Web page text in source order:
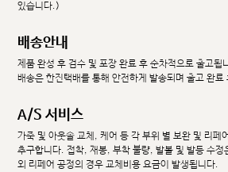
있습니다.)
배송안내
제품 완성 후 검수 및 포장 완료 후 순차적으로 출고됩
배송은 한진택배를 통해 안전하게 발송되며 출고 완료
A/S 서비스
가죽 및 아웃솔 교체, 케어 등 각 부위 별 보완 및 리페
추구합니다. 접착, 재봉, 부착 불량, 발볼 및 발등 수정
외 리페어 공정의 경우 교체비용 요금이 발생됩니다.